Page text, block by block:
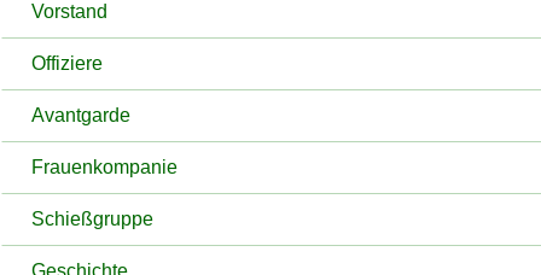
Vorstand
Offiziere
Avantgarde
Frauenkompanie
Schießgruppe
Geschichte